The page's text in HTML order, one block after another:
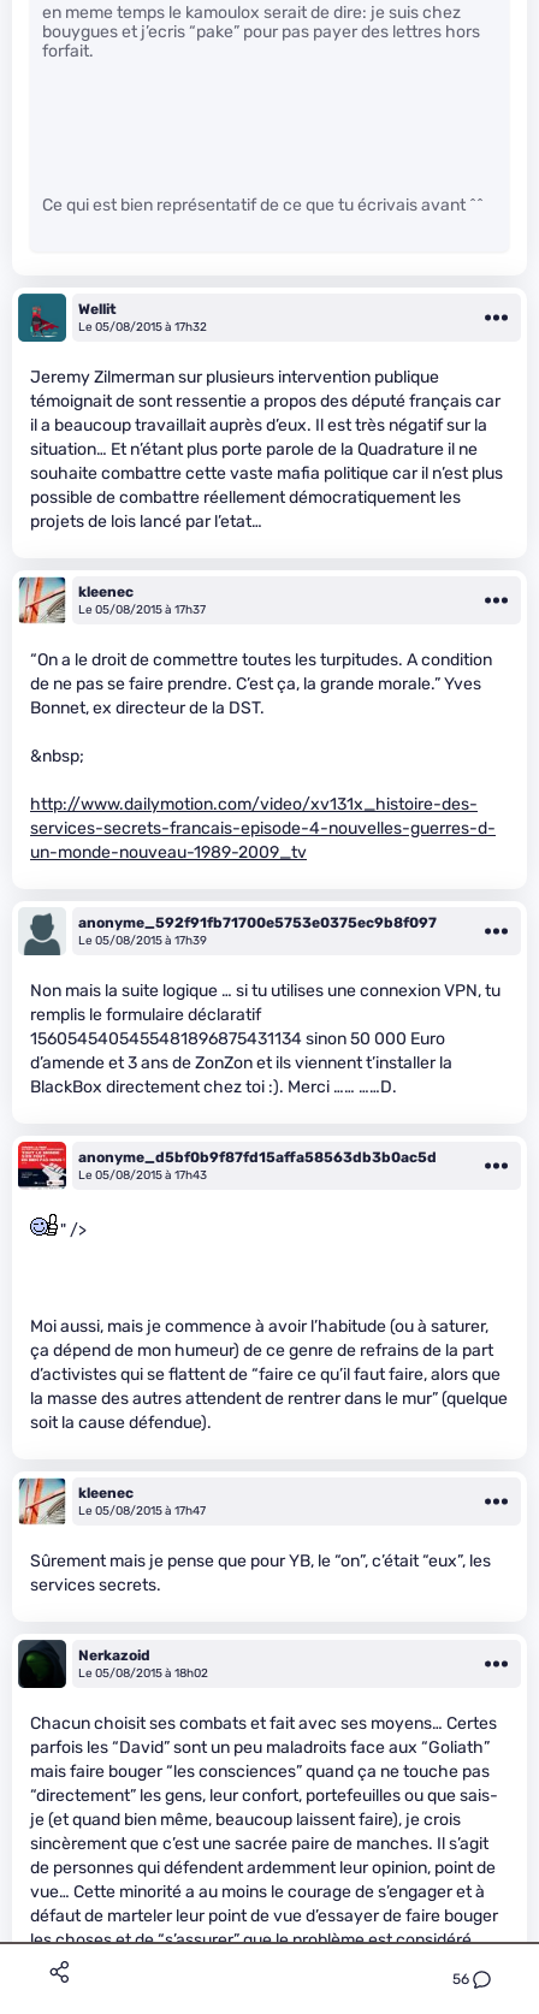
56
en meme temps le kamoulox serait de dire: je suis chez
bouygues et j’ecris “pake” pour pas payer des lettres hors
forfait.
Ce qui est bien représentatif de ce que tu écrivais avant ^^
Wellit
Le 05/08/2015 à 17h32
Jeremy Zilmerman sur plusieurs intervention publique
témoignait de sont ressentie a propos des député français car
il a beaucoup travaillait auprès d’eux. Il est très négatif sur la
situation… Et n’étant plus porte parole de la Quadrature il ne
souhaite combattre cette vaste mafia politique car il n’est plus
possible de combattre réellement démocratiquement les
projets de lois lancé par l’etat…
kleenec
Le 05/08/2015 à 17h37
“On a le droit de commettre toutes les turpitudes. A condition
de ne pas se faire prendre. C’est ça, la grande morale.” Yves
Bonnet, ex directeur de la DST.
&nbsp;
http://www.dailymotion.com/video/xv131x_histoire-des-
services-secrets-francais-episode-4-nouvelles-guerres-d-
un-monde-nouveau-1989-2009_tv
anonyme_592f91fb71700e5753e0375ec9b8f097
Le 05/08/2015 à 17h39
Non mais la suite logique … si tu utilises une connexion VPN, tu
remplis le formulaire déclaratif
1560545405455481896875431134 sinon 50 000 Euro
d’amende et 3 ans de ZonZon et ils viennent t’installer la
BlackBox directement chez toi :). Merci …… ……D.
anonyme_d5bf0b9f87fd15affa58563db3b0ac5d
Le 05/08/2015 à 17h43
" />
Moi aussi, mais je commence à avoir l’habitude (ou à saturer,
ça dépend de mon humeur) de ce genre de refrains de la part
d’activistes qui se flattent de “faire ce qu’il faut faire, alors que
la masse des autres attendent de rentrer dans le mur” (quelque
soit la cause défendue).
kleenec
Le 05/08/2015 à 17h47
Sûrement mais je pense que pour YB, le “on”, c’était “eux”, les
services secrets.
Nerkazoid
Le 05/08/2015 à 18h02
Chacun choisit ses combats et fait avec ses moyens… Certes
parfois les “David” sont un peu maladroits face aux “Goliath”
mais faire bouger “les consciences” quand ça ne touche pas
“directement” les gens, leur confort, portefeuilles ou que sais-
je (et quand bien même, beaucoup laissent faire), je crois
sincèrement que c’est une sacrée paire de manches. Il s’agit
de personnes qui défendent ardemment leur opinion, point de
vue… Cette minorité a au moins le courage de s’engager et à
défaut de marteler leur point de vue d’essayer de faire bouger
les choses et de “s’assurer” que le problème est considéré
dans sa globalité.&nbsp;